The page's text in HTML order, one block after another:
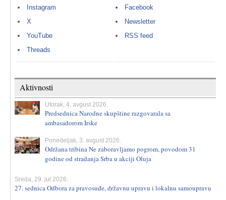
Instagram
X
YouTube
Threads
Facebook
Newsletter
RSS feed
Aktivnosti
Utorak, 4. avgust 2026.
Predsednica Narodne skupštine razgovarala sa
ambasadorom Irske
Ponedeljak, 3. avgust 2026.
Održana tribina Ne zaboravljamo pogrom, povodom 31
godine od stradanja Srba u akciji Oluja
Sreda, 29. jul 2026.
27. sednica Odbora za pravosuđe, državnu upravu i lokalnu samoupravu